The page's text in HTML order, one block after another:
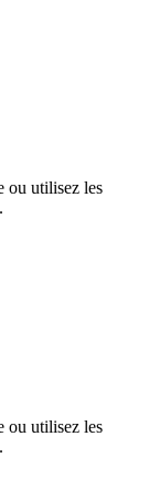
ou utilisez les
ou utilisez les